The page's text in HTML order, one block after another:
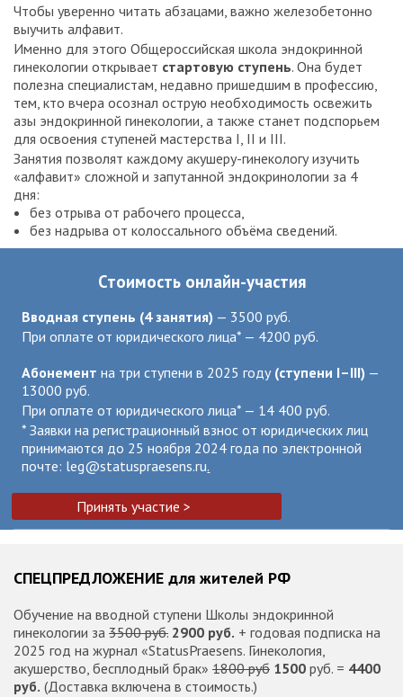
Чтобы уверенно читать абзацами, важно железобетонно
выучить алфавит.
Именно для этого Общероссийская школа эндокринной
гинекологии открывает стартовую ступень. Она будет
полезна специалистам, недавно пришедшим в профессию,
тем, кто вчера осознал острую необходимость освежить
азы эндокринной гинекологии, а также станет подспорьем
для освоения ступеней мастерства I, II и III.
Занятия позволят каждому акушеру-гинекологу изучить
«алфавит» сложной и запутанной эндокринологии за 4
дня:
без отрыва от рабочего процесса,
без надрыва от колоссального объёма сведений.
Стоимость онлайн-участия
Вводная ступень (4 занятия) — 3500 руб.
При оплате от юридического лица* — 4200 руб.
Абонемент на три ступени в 2025 году (ступени I–III) —
13000 руб.
При оплате от юридического лица* — 14 400 руб.
* Заявки на регистрационный взнос от юридических лиц
принимаются до 25 ноября 2024 года по электронной
почте: leg@statuspraesens.ru.
Принять участие >
СПЕЦПРЕДЛОЖЕНИЕ для жителей РФ
Обучение на вводной ступени Школы эндокринной
гинекологии за 3500 руб. 2900 руб. + годовая подписка на
2025 год на журнал «StatusPraesens. Гинекология,
акушерство, бесплодный брак» 1800 руб 1500 руб. = 4400
руб. (Доставка включена в стоимость.)